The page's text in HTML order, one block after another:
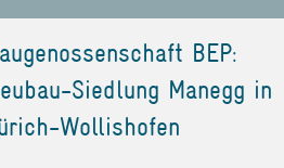
BEP:
Siedlung Manegg in
Wollishofen